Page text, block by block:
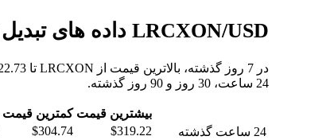
LRCXON/USD داده های تبدیل: نوسانات ارزش و تغییرات قیمت از LRCXON به USD
24 ساعت، 30 روز و 90 روز گذشته.
بیشترین قیمت کمترین قیمت
24 ساعت گذشته
$319.22
$304.74